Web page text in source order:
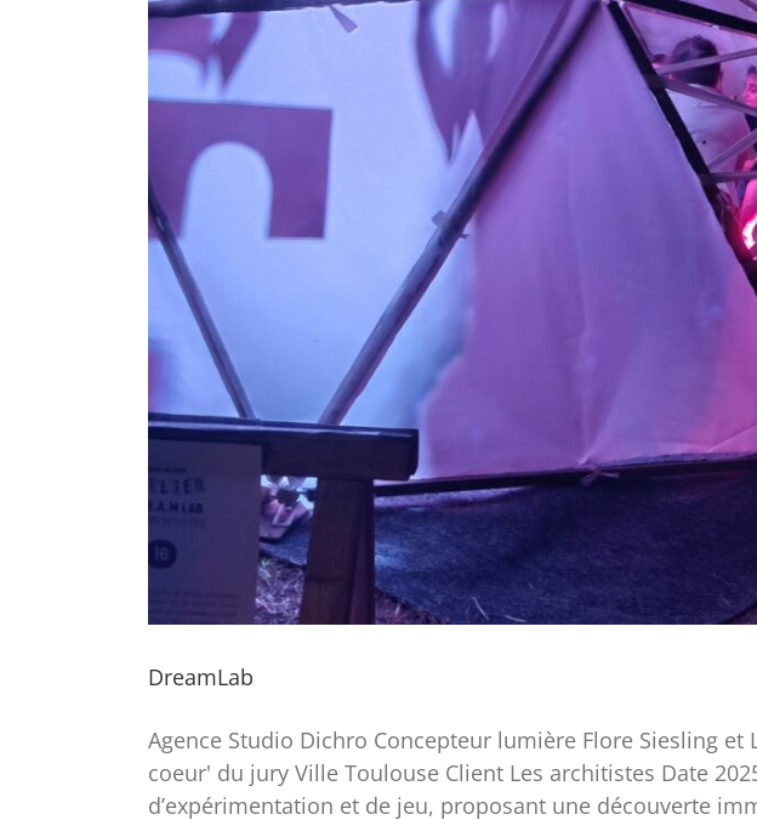
DreamLab
Agence Studio Dichro Concepteur lumière Flore Siesling
coeur' du jury Ville Toulouse Client Les architistes Date
d’expérimentation et de jeu, proposant une découverte